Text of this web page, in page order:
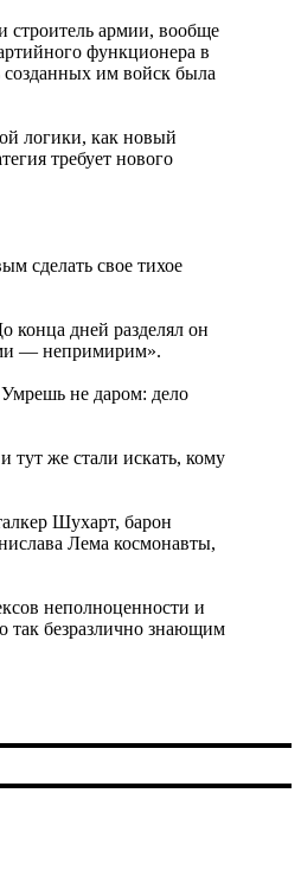
армии, вообще
функционера в
созданных им войск была
логики, как новый
требует нового
сделать свое тихое
конца дней разделял он
— непримирим».
не даром: дело
тут же стали искать, кому
Шухарт, барон
Лема космонавты,
неполноценности и
так безразлично знающим